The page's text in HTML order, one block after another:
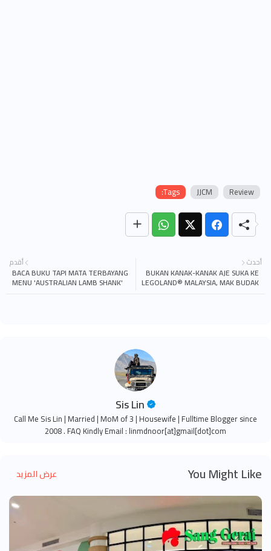
Tags: JJCM Review
أحدث
BUKAN KANAK-KANAK AJE SUKA KE
LEGOLAND® MALAYSIA, MAK BUDAK
أقدم
BACA BUKU TAPI MATA TERBAYANG
MENU 'AUSTRALIAN LAMB SHANK'
Sis Lin
Call Me Sis Lin | Married | MoM of 3 | Housewife | Fulltime Blogger since
2008 . FAQ Kindly Email : linmdnoor[at]gmail[dot]com
You Might Like عرض المزيد